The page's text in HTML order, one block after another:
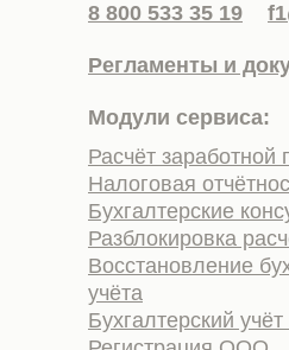
8 800 533 35 19
Регламенты и
Модули сервиса:
Расчёт заработной
Налоговая
Бухгалтерские
Разблокировка
Восстановление
учёта
Бухгалтерский